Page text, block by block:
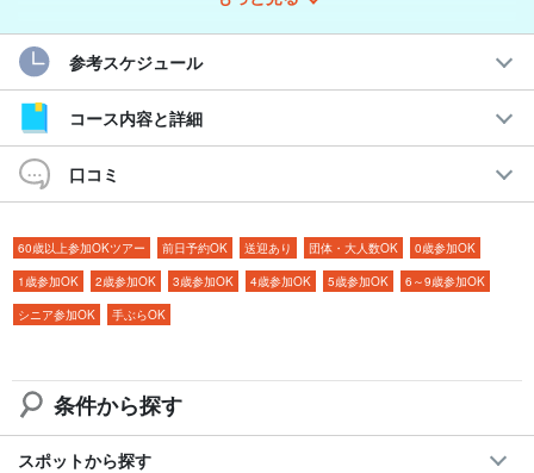
「半日で、思いっきり遊びたい！」そんなアクティブ派にぴった
りの大満足プラン。ファミリー・カップル・グループ旅行に大好
評です♪
おすすめポイント
◆10種類以上のマリンスポーツが遊び放題！
◆ボート拠点型で移動ラクラク♪
◆5歳から参加OK！家族旅行にも◎
参考スケジュール
コース内容と詳細
口コミ
60歳以上参加OKツアー 前日予約OK 送迎あり 団体・大人数OK
0歳参加OK
1歳参加OK
2歳参加OK 3歳参加OK 4歳参加OK 5歳参加OK
6～9歳参加OK
シニア参加OK
手ぶらOK
条件から探す
スポットから探す